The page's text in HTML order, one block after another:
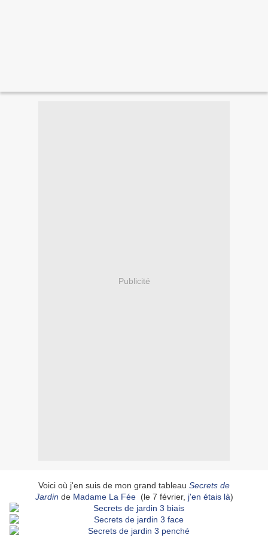
Publicité
Voici où j'en suis de mon grand tableau Secrets de
Jardin de Madame La Fée(le 7 février, j'en étais là)